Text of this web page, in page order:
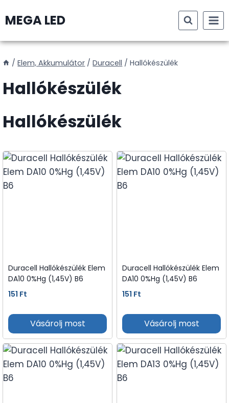
toMEGA LED
/ Elem, Akkumulátor / Duracell / Hallókészülék
Hallókészülék
Hallókészülék
Duracell Hallókészülék Elem
DA10 0%Hg (1,45V) B6
151 Ft
Vásárolj most
Duracell Hallókészülék Elem
DA10 0%Hg (1,45V) B6
151 Ft
Vásárolj most